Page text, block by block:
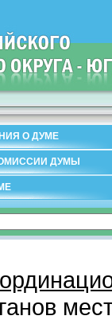
О ДУМЕ
ДУМЫ